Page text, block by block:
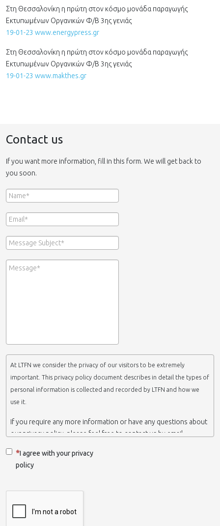
Στη Θεσσαλονίκη η πρώτη στον κόσμο μονάδα παραγωγής
Εκτυπωμένων Οργανικών Φ/Β 3ης γενιάς
19-01-23 www.energypress.gr
Στη Θεσσαλονίκη η πρώτη στον κόσμο μονάδα παραγωγής
Εκτυπωμένων Οργανικών Φ/Β 3ης γενιάς
19-01-23 www.makthes.gr
Contact us
If you want more information, fill in this form. We will get back to
you soon.
At LTFN we consider the privacy of our visitors to be extremely
important. This privacy policy document describes in detail the types of
personal information is collected and recorded by LTFN and how we
use it.
If you require any more information or have any questions about
our privacy policy, please feel free to contact us by email.
which belongs to the Nanotechnology Lab LTFN, in Aristotle
University of Thessaloniki-Greece.
and we own and run the website.
Collection and retention of your personal information
I agree with your privacy
policy